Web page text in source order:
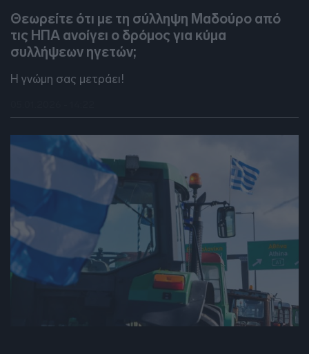
Θεωρείτε ότι με τη σύλληψη Μαδούρο από
τις ΗΠΑ ανοίγει ο δρόμος για κύμα
συλλήψεων ηγετών;
Η γνώμη σας μετράει!